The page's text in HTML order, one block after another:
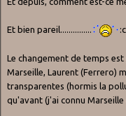
Et bien pareil...............
Le changement de temps
Marseille, Laurent (Ferrero)
transparentes (hormis la
qu'avant (j'ai connu Marseille